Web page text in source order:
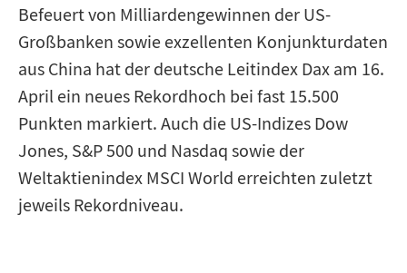
Befeuert von Milliardengewinnen der US-
Großbanken sowie exzellenten Konjunkturdaten
aus China hat der deutsche Leitindex Dax am 16.
April ein neues Rekordhoch bei fast 15.500
Punkten markiert. Auch die US-Indizes Dow
Jones, S&P 500 und Nasdaq sowie der
Weltaktienindex MSCI World erreichten zuletzt
jeweils Rekordniveau.